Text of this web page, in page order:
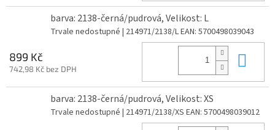
barva: 2138-černá/pudrová, Velikost: L
Trvale nedostupné | 214971/2138/LEAN: 5700498039043
899 Kč
742,98 Kč bez DPH
barva: 2138-černá/pudrová, Velikost: XS
Trvale nedostupné | 214971/2138/XS EAN: 5700498039012